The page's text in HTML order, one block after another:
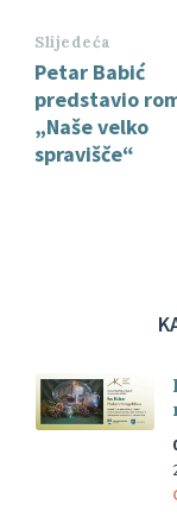
Slijedeća
Petar Babić
predstavio
„Naše velko
spravišče“